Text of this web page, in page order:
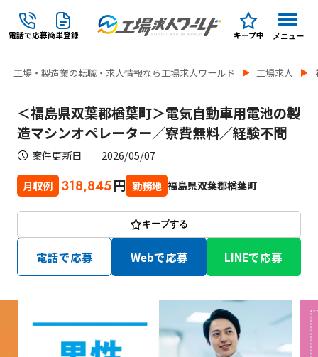
電話で応募簡単登録 キープ中 メニュー
工場・製造業の転職・求人情報なら工場求人ワールド 工場求人
＜福島県双葉郡楢葉町＞電気自動車用電池の製
造マシンオペレーター／寮費無料／経験不問
案件更新日 2026/05/07
月収例 318,845円 勤務地 福島県双葉郡楢葉町
キープする
電話で応募 Webで応募 LINEで応募